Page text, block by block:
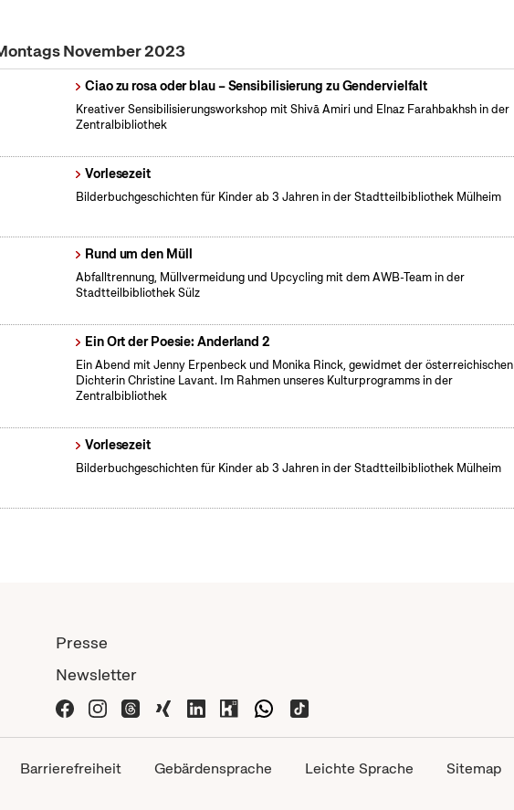
November 2023
Ciao zu rosa oder blau – Sensibilisierung zu Gendervielfalt
Kreativer Sensibilisierungsworkshop mit Shivā Amiri und Elnaz Farahbakhsh in der
Zentralbibliothek
Vorlesezeit
Bilderbuchgeschichten für Kinder ab 3 Jahren in der Stadtteilbibliothek Mülheim
Rund um den Müll
Abfalltrennung, Müllvermeidung und Upcycling mit dem AWB-Team in der
Stadtteilbibliothek Sülz
Ein Ort der Poesie: Anderland 2
Ein Abend mit Jenny Erpenbeck und Monika Rinck, gewidmet der österreichischen
Dichterin Christine Lavant. Im Rahmen unseres Kulturprogramms in der
Zentralbibliothek
Vorlesezeit
Bilderbuchgeschichten für Kinder ab 3 Jahren in der Stadtteilbibliothek Mülheim
Presse
Newsletter
Barrierefreiheit Gebärdensprache Leichte Sprache Sitemap